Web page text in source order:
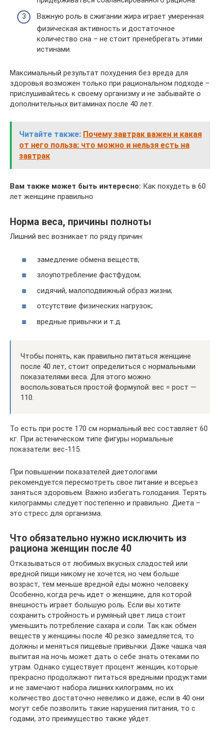
Важную роль в сжигании жира играет умеренная
физическая активность и достаточное
количество сна – не стоит пренебрегать этими
истинами.
Максимальный результат похудения без вреда для
здоровья возможен только при рациональном подходе –
прислушивайтесь к своему организму и не забывайте о
дополнительных витаминах после 40 лет.
Читайте также: Почему завтрак важен и какая
от него польза: что можно и нельзя есть на
завтрак
Вам также может быть интересно: Как похудеть в 60
лет женщине правильно
Норма веса, причины полноты
Лишний вес возникает по ряду причин:
замедление обмена веществ;
злоупотребление фастфудом;
сидячий, малоподвижный образ жизни;
отсутствие физических нагрузок;
вредные привычки и т.д.
Чтобы понять, как правильно питаться женщине
после 40 лет, стоит определиться с нормальными
показателями веса. Для этого можно
воспользоваться простой формулой: вес = рост —
110.
То есть при росте 170 см нормальный вес составляет 60
кг. При астеническом типе фигуры нормальные
показатели: вес-115.
При повышении показателей диетологами
рекомендуется пересмотреть свое питание и всерьез
заняться здоровьем. Важно избегать голодания. Терять
килограммы следует постепенно и правильно. Диета –
это стресс для организма.
Что обязательно нужно исключить из
рациона женщин после 40
Отказываться от любимых вкусных сладостей или
вредной пищи никому не хочется, но чем больше
возраст, тем меньше вредной еды можно человеку.
Особенно, когда речь идет о женщине, для которой
внешность играет большую роль. Если вы хотите
сохранить стройность и румяный цвет лица стоит
уменьшить потребление сахара и соли. Так как обмен
веществ у женщины после 40 резко замедляется, то
должны и меняться пищевые привычки. Даже чашка чая
выпитая на ночь может дать о себе знать отеками по
утрам. Однако существует процент женщин, которые
прекрасно продолжают питаться вредными продуктами
и не замечают набора лишних килограмм, но их
количество достаточно невелико и даже, если в 40 они
могут себе позволить такие нарушения питания, то с
годами, это преимущество также уйдет.